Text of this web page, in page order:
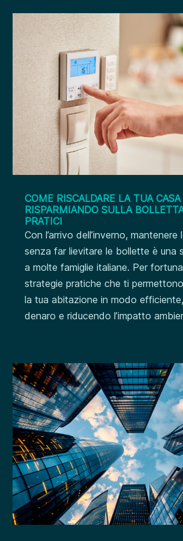
COME RISCALDARE LA TUA CASA
RISPARMIANDO SULLA
PRATICI
Con l’arrivo dell’inverno,
senza far lievitare le bollette è una
a molte famiglie italiane. Per
strategie pratiche che ti
la tua abitazione in modo
denaro e riducendo l’impatto